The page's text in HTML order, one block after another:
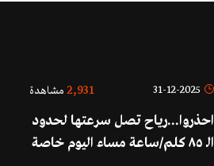
31-12-2025
2,931مشاهدة
احذروا...رياح تصل سرعتها لحدود
الـ ٨٥ كلم/ساعة مساء اليوم خاصة